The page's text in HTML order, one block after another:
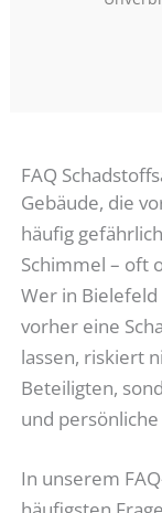
FAQ
Gebäude, die
häufig
Schimmel – oft
Wer in
vorher eine
lassen, riskiert
Beteiligten,
und
In unserem